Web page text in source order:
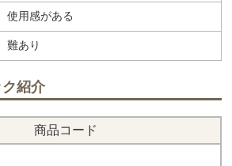
使用感がある
難あり
紹介
商品コード